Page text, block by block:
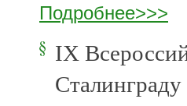
Подробнее>>>
IX